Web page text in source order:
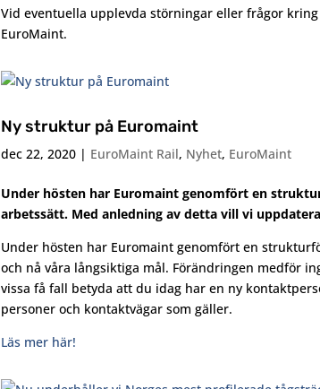
Vid eventuella upplevda störningar eller frågor
EuroMaint.
Ny struktur på Euromaint
dec 22, 2020| EuroMaint Rail, Nyhet, EuroMaint
Under hösten har Euromaint genomfört en
arbetssätt. Med anledning av detta vill vi
Under hösten har Euromaint genomfört en
och nå våra långsiktiga mål. Förändringen medför
vissa få fall betyda att du idag har en ny
personer och kontaktvägar som gäller.
Läs mer här!